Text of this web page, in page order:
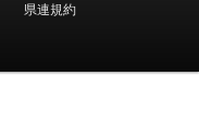
県連規約